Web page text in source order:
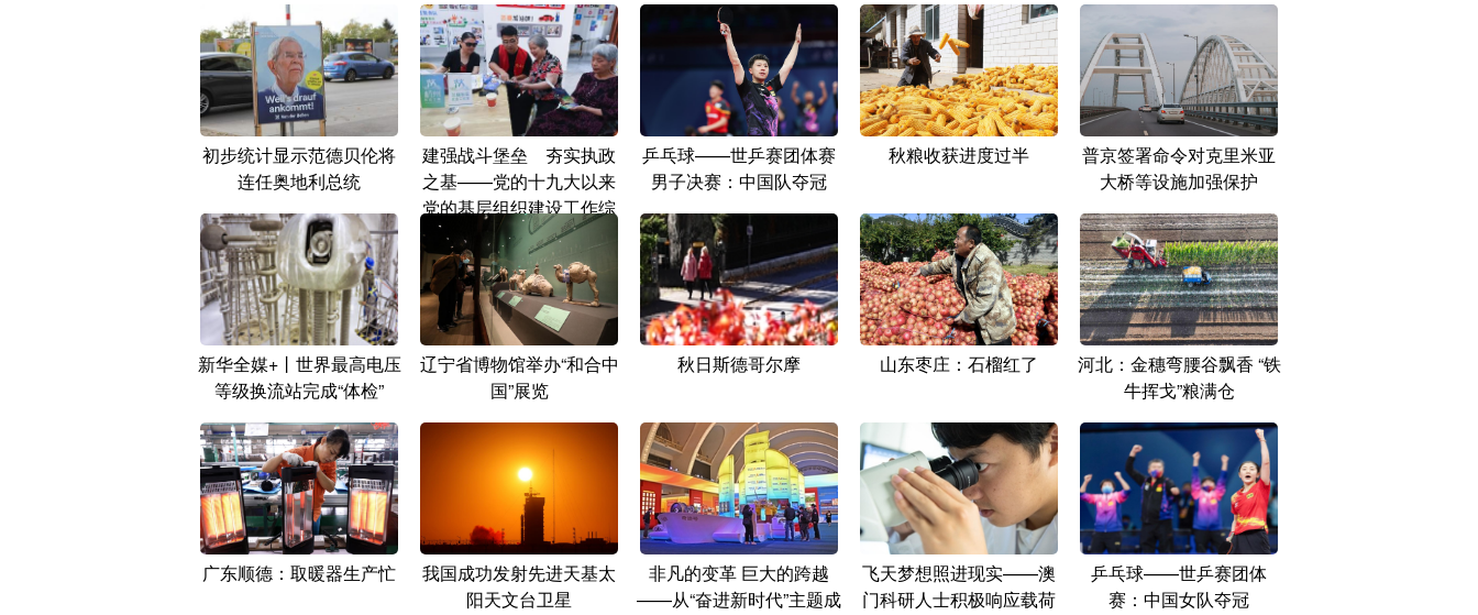
初步统计显示范德贝伦将
连任奥地利总统
建强战斗堡垒 夯实执政
之基——党的十九大以来
党的基层组织建设工作综
述
乒乓球——世乒赛团体赛
男子决赛：中国队夺冠
秋粮收获进度过半
普京签署命令对克里米亚
大桥等设施加强保护
新华全媒+丨世界最高电压
等级换流站完成“体检”
辽宁省博物馆举办“和合中
国”展览
秋日斯德哥尔摩 山东枣庄：石榴红了
河北：金穗弯腰谷飘香 “铁
牛挥戈”粮满仓
广东顺德：取暖器生产忙
我国成功发射先进天基太
阳天文台卫星
非凡的变革 巨大的跨越
——从“奋进新时代”主题成
飞天梦想照进现实——澳
门科研人士积极响应载荷
乒乓球——世乒赛团体
赛：中国女队夺冠